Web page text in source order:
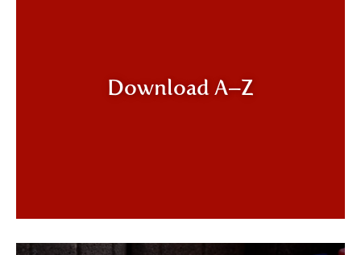
Download A–Z